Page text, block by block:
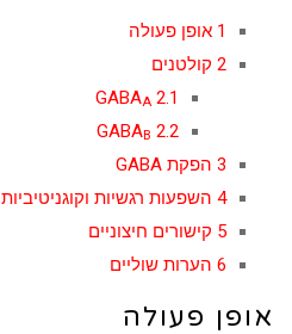
1 אופן פעולה
2 קולטנים
2.1
GABAA
2.2
GABAB
3 הפקת GABA
4 השפעות רגשיות וקוגניטיביות
5 קישורים חיצוניים
6 הערות שוליים
אופן פעולה